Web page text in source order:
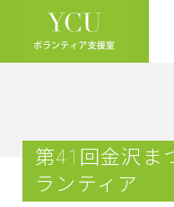
第41回金沢ま
ランティア